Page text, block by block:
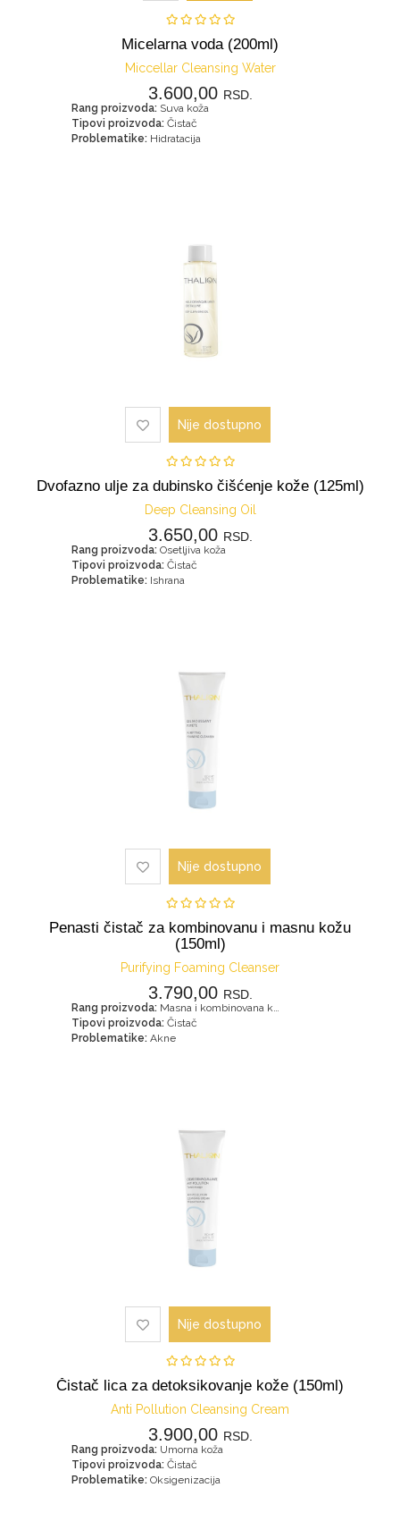
Micelarna voda (200ml)
Miccellar Cleansing Water
3.600,00 RSD.
Rang proizvoda: Suva koža
Tipovi proizvoda: Čistač
Problematike: Hidratacija
Nije dostupno
Dvofazno ulje za dubinsko čišćenje kože (125ml)
Deep Cleansing Oil
3.650,00 RSD.
Rang proizvoda: Osetljiva koža
Tipovi proizvoda: Čistač
Problematike: Ishrana
Nije dostupno
Penasti čistač za kombinovanu i masnu kožu
(150ml)
Purifying Foaming Cleanser
3.790,00 RSD.
Rang proizvoda:
Masna i kombinovana koža
Tipovi proizvoda: Čistač
Problematike: Akne
Nije dostupno
Čistač lica za detoksikovanje kože (150ml)
Anti Pollution Cleansing Cream
3.900,00 RSD.
Rang proizvoda: Umorna koža
Tipovi proizvoda: Čistač
Problematike: Oksigenizacija